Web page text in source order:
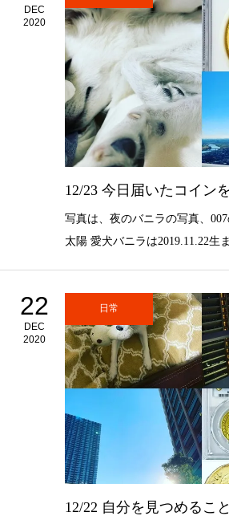
DEC
2020
12/23 今日届いたコイン
写真は、夜のバニラの写真、
太陽 愛犬バニラは2019.11.22生
22
DEC
2020
日常
12/22 自分を見つめるこ